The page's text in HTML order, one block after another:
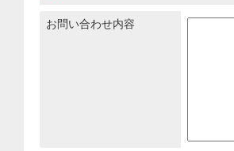
お問い合わせ内容